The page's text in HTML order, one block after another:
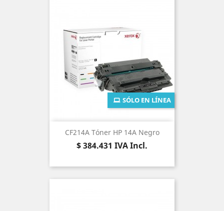
CF214A Tóner HP 14A Negro
Precio
$ 384.431 IVA Incl.
SÓLO EN LÍNEA